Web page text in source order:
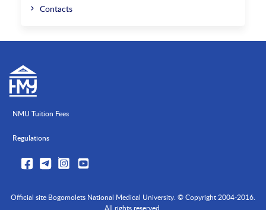
Contacts
NMU Tuition Fees
Regulations
Official site Bogomolets National Medical University. © Copyright 2004-2016.
All rights reserved.